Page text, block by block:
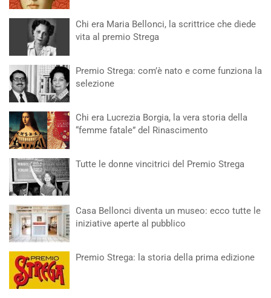
Chi era Maria Bellonci, la scrittrice che diede
vita al premio Strega
Premio Strega: com’è nato e come funziona la
selezione
Chi era Lucrezia Borgia, la vera storia della
“femme fatale” del Rinascimento
Tutte le donne vincitrici del Premio Strega
Casa Bellonci diventa un museo: ecco tutte le
iniziative aperte al pubblico
Premio Strega: la storia della prima edizione